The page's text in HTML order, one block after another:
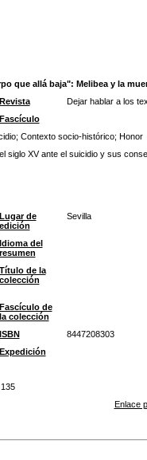
que allá baja": Melibea y la
Revista
Dejar hablar a los
Fascículo
; Contexto socio-histórico; Honor
siglo XV ante el suicidio y sus
Lugar de
edición
Sevilla
Idioma del
resumen
Título de la
colección
Fascículo de
la colección
ISBN
8447208303
Expedición
Enlace